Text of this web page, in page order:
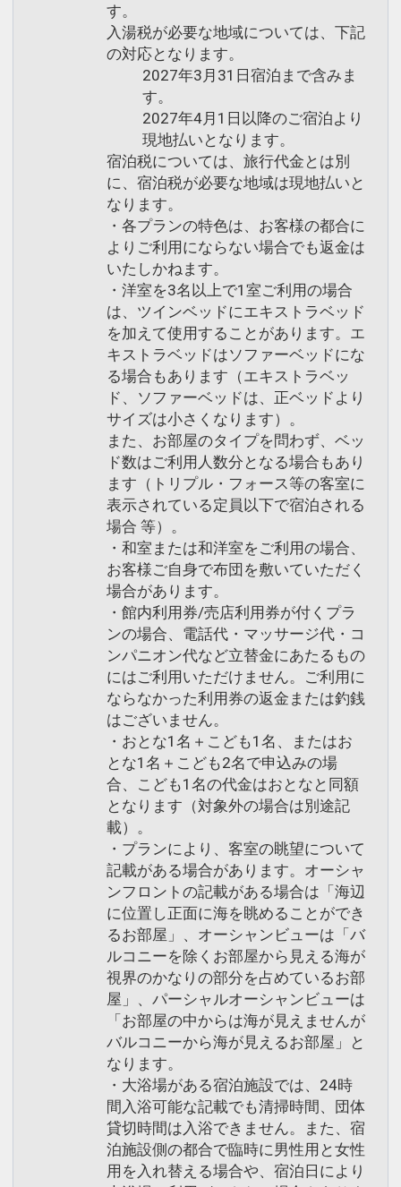
す。
入湯税が必要な地域については、下記
の対応となります。
2027年3月31日宿泊まで含みま
す。
2027年4月1日以降のご宿泊より
現地払いとなります。
宿泊税については、旅行代金とは別
に、宿泊税が必要な地域は現地払いと
なります。
・各プランの特色は、お客様の都合に
よりご利用にならない場合でも返金は
いたしかねます。
・洋室を3名以上で1室ご利用の場合
は、ツインベッドにエキストラベッド
を加えて使用することがあります。エ
キストラベッドはソファーベッドにな
る場合もあります（エキストラベッ
ド、ソファーベッドは、正ベッドより
サイズは小さくなります）。
また、お部屋のタイプを問わず、ベッ
ド数はご利用人数分となる場合もあり
ます（トリプル・フォース等の客室に
表示されている定員以下で宿泊される
場合 等）。
・和室または和洋室をご利用の場合、
お客様ご自身で布団を敷いていただく
場合があります。
・館内利用券/売店利用券が付くプラ
ンの場合、電話代・マッサージ代・コ
ンパニオン代など立替金にあたるもの
にはご利用いただけません。ご利用に
ならなかった利用券の返金または釣銭
はございません。
・おとな1名＋こども1名、またはお
とな1名＋こども2名で申込みの場
合、こども1名の代金はおとなと同額
となります（対象外の場合は別途記
載）。
・プランにより、客室の眺望について
記載がある場合があります。オーシャ
ンフロントの記載がある場合は「海辺
に位置し正面に海を眺めることができ
るお部屋」、オーシャンビューは「バ
ルコニーを除くお部屋から見える海が
視界のかなりの部分を占めているお部
屋」、パーシャルオーシャンビューは
「お部屋の中からは海が見えませんが
バルコニーから海が見えるお部屋」と
なります。
・大浴場がある宿泊施設では、24時
間入浴可能な記載でも清掃時間、団体
貸切時間は入浴できません。また、宿
泊施設側の都合で臨時に男性用と女性
用を入れ替える場合や、宿泊日により